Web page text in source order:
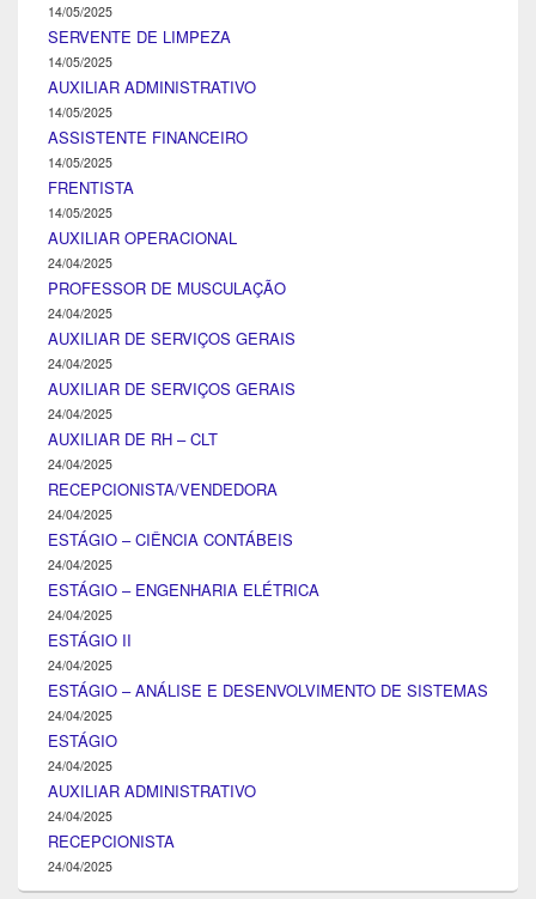
14/05/2025
SERVENTE DE LIMPEZA
14/05/2025
AUXILIAR ADMINISTRATIVO
14/05/2025
ASSISTENTE FINANCEIRO
14/05/2025
FRENTISTA
14/05/2025
AUXILIAR OPERACIONAL
24/04/2025
PROFESSOR DE MUSCULAÇÃO
24/04/2025
AUXILIAR DE SERVIÇOS GERAIS
24/04/2025
AUXILIAR DE SERVIÇOS GERAIS
24/04/2025
AUXILIAR DE RH – CLT
24/04/2025
RECEPCIONISTA/VENDEDORA
24/04/2025
ESTÁGIO – CIÊNCIA CONTÁBEIS
24/04/2025
ESTÁGIO – ENGENHARIA ELÉTRICA
24/04/2025
ESTÁGIO II
24/04/2025
ESTÁGIO – ANÁLISE E DESENVOLVIMENTO DE SISTEMAS
24/04/2025
ESTÁGIO
24/04/2025
AUXILIAR ADMINISTRATIVO
24/04/2025
RECEPCIONISTA
24/04/2025